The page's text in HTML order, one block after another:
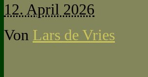
12. April 2026
Von Lars de Vries